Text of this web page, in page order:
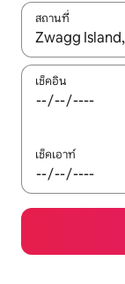
สถานที่
ใช้ลูกศรขึ้นลง ห
เช็คอิน
เช็คเอาท์